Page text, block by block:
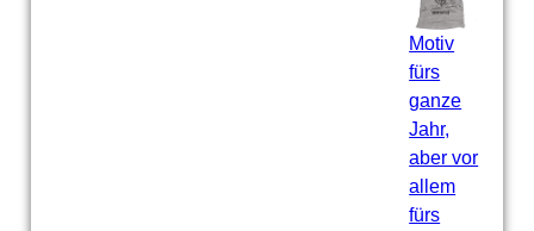
Motiv
fürs
ganze
Jahr,
aber vor
allem
fürs